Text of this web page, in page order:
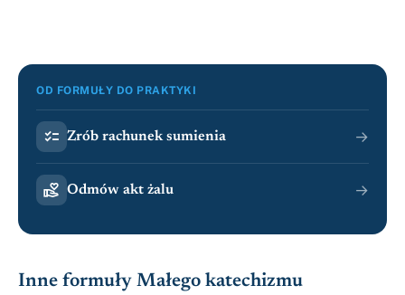
OD FORMUŁY DO PRAKTYKI
 Zrób rachunek sumienia →
 Odmów akt żalu →
Inne formuły Małego katechizmu